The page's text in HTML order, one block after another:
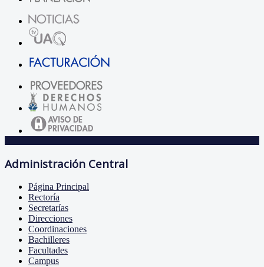
Administración Central
Página Principal
Rectoría
Secretarías
Direcciones
Coordinaciones
Bachilleres
Facultades
Campus